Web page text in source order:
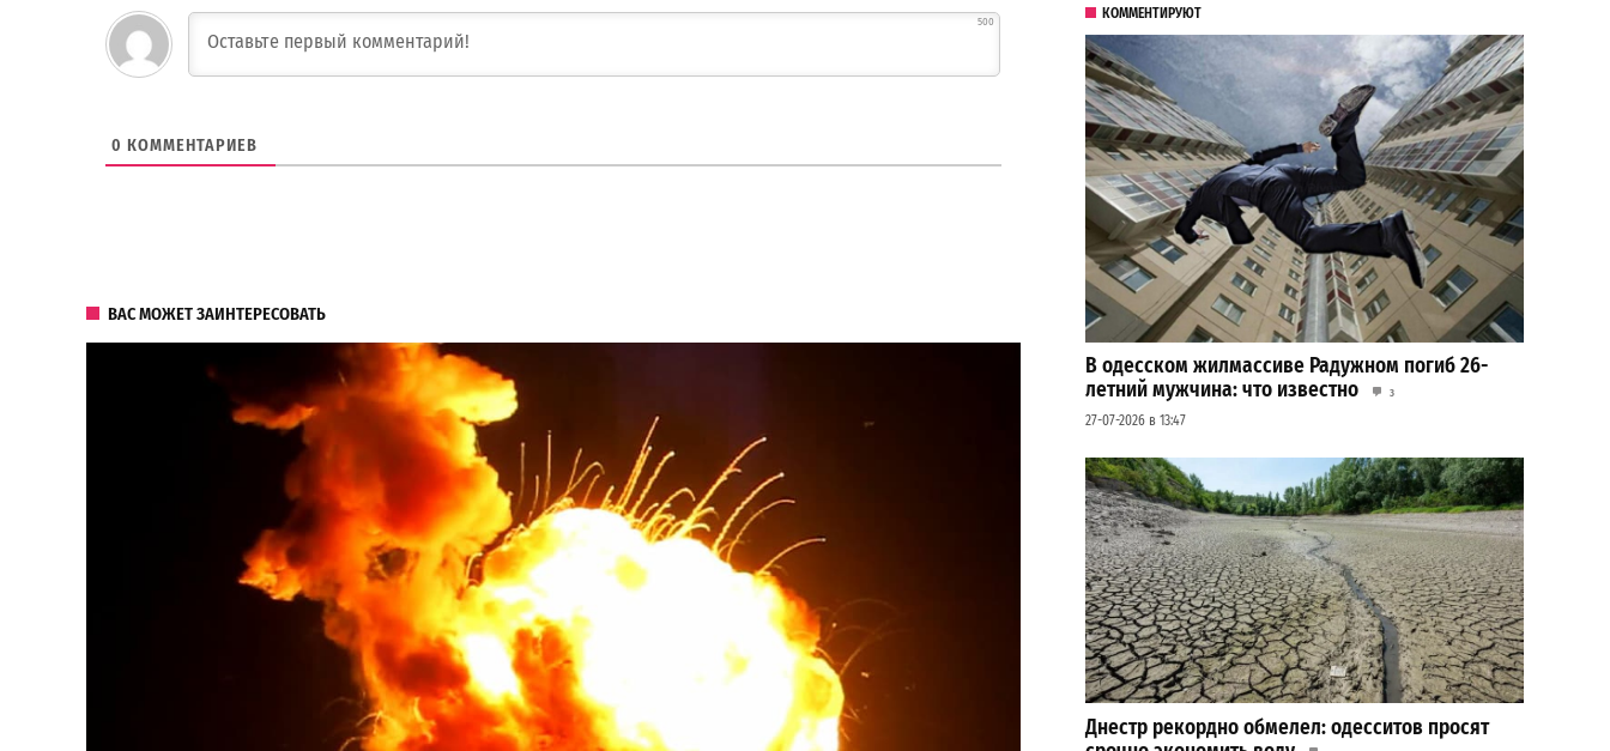
500
0 КОММЕНТАРИЕВ
ВАС МОЖЕТ ЗАИНТЕРЕСОВАТЬ
КОММЕНТИРУЮТ
В одесском жилмассиве Радужном погиб 26-
летний мужчина: что известно
3
27-07-2026 в 13:47
Днестр рекордно обмелел: одесситов просят